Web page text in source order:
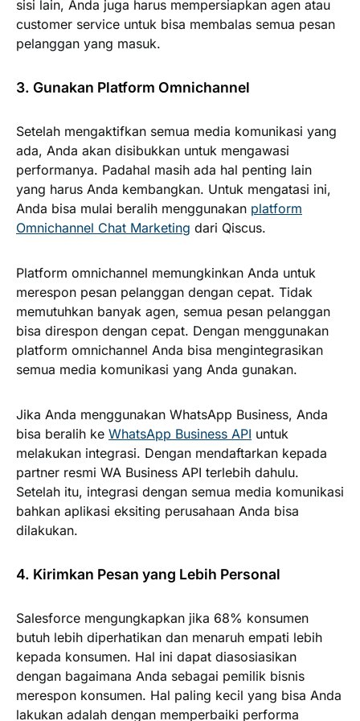
sisi lain, Anda juga harus mempersiapkan agen atau
customer service untuk bisa membalas semua pesan
pelanggan yang masuk.
3. Gunakan Platform Omnichannel
Setelah mengaktifkan semua media komunikasi yang
ada, Anda akan disibukkan untuk mengawasi
performanya. Padahal masih ada hal penting lain
yang harus Anda kembangkan. Untuk mengatasi ini,
Anda bisa mulai beralih menggunakan platform
Omnichannel Chat Marketing dari Qiscus.
Platform omnichannel memungkinkan Anda untuk
merespon pesan pelanggan dengan cepat. Tidak
memutuhkan banyak agen, semua pesan pelanggan
bisa direspon dengan cepat. Dengan menggunakan
platform omnichannel Anda bisa mengintegrasikan
semua media komunikasi yang Anda gunakan.
Jika Anda menggunakan WhatsApp Business, Anda
bisa beralih ke WhatsApp Business API untuk
melakukan integrasi. Dengan mendaftarkan kepada
partner resmi WA Business API terlebih dahulu.
Setelah itu, integrasi dengan semua media komunikasi
bahkan aplikasi eksiting perusahaan Anda bisa
dilakukan.
4. Kirimkan Pesan yang Lebih Personal
Salesforce mengungkapkan jika 68% konsumen
butuh lebih diperhatikan dan menaruh empati lebih
kepada konsumen. Hal ini dapat diasosiasikan
dengan bagaimana Anda sebagai pemilik bisnis
merespon konsumen. Hal paling kecil yang bisa Anda
lakukan adalah dengan memperbaiki performa